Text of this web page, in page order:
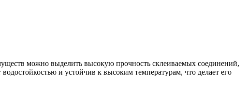
можно выделить высокую прочность склеиваемых соединений,
и устойчив к высоким температурам, что делает его